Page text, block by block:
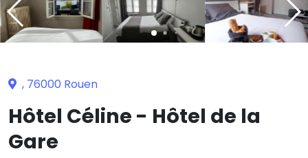
, 76000 Rouen
Hôtel Céline - Hôtel de la
Gare